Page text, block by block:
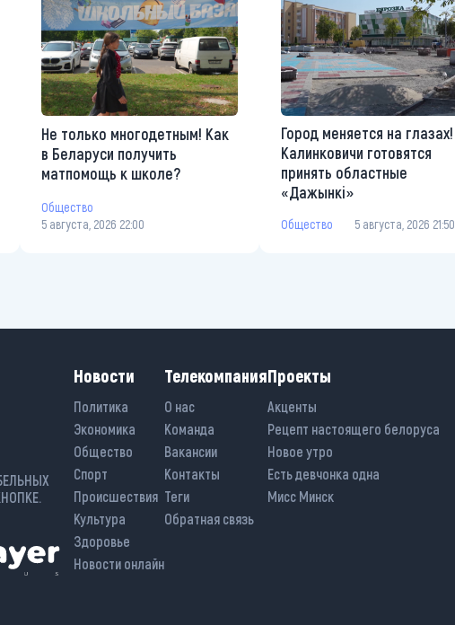
Не только многодетным! Как
в Беларуси получить
матпомощь к школе?
Общество
5 августа, 2026 22:00
Город меняется на глазах!
Калинковичи готовятся
принять областные
«Дажынкі»
Общество 5 августа, 2026 21:50
Новости
Политика
Экономика
Общество
Спорт
Происшествия
Культура
Здоровье
Новости онлайн
Телекомпания
О нас
Команда
Вакансии
Контакты
Теги
Обратная связь
Проекты
Акценты
Рецепт настоящего белоруса
Новое утро
Есть девчонка одна
Мисс Минск